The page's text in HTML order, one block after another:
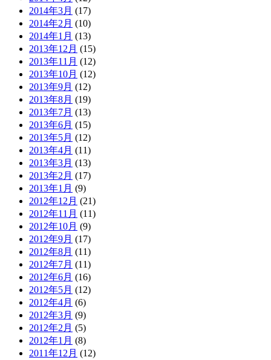
2014年3月 (17)
2014年2月 (10)
2014年1月 (13)
2013年12月 (15)
2013年11月 (12)
2013年10月 (12)
2013年9月 (12)
2013年8月 (19)
2013年7月 (13)
2013年6月 (15)
2013年5月 (12)
2013年4月 (11)
2013年3月 (13)
2013年2月 (17)
2013年1月 (9)
2012年12月 (21)
2012年11月 (11)
2012年10月 (9)
2012年9月 (17)
2012年8月 (11)
2012年7月 (11)
2012年6月 (16)
2012年5月 (12)
2012年4月 (6)
2012年3月 (9)
2012年2月 (5)
2012年1月 (8)
2011年12月 (12)